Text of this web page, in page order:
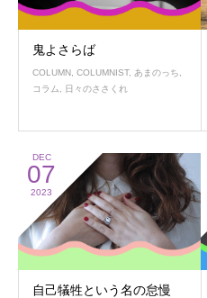
鬼よさらば
COLUMN, COLUMNIST, あまのっち,
コラム, 日々のささくれ
DEC
07
2023
自己犠牲という名の怠慢